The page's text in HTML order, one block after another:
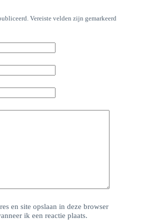
Vereiste velden zijn gemarkeerd
en site opslaan in deze browser
ik een reactie plaats.